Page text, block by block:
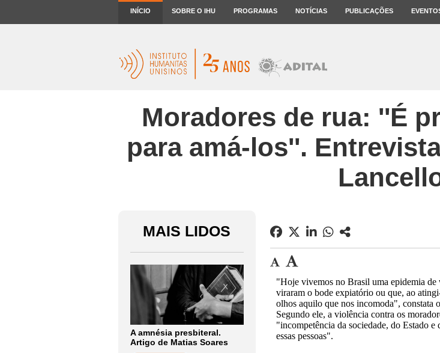
INÍCIO SOBRE O IHU PROGRAMAS NOTÍCIAS PUBLICAÇÕES
Moradores de rua: ''É
para amá-los''.
MAIS LIDOS
A amnésia presbiteral.
Artigo de Matias Soares
"Hoje vivemos no Brasil uma epidemia de
viraram o bode expiatório ou que, ao
olhos aquilo que nos incomoda", constata
Segundo ele, a violência contra os
"incompetência da sociedade, do Estado e
essas pessoas".